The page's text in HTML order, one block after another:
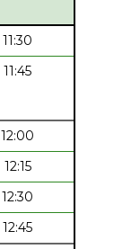
11:30
11:45
12:00
12:15
12:30
12:45